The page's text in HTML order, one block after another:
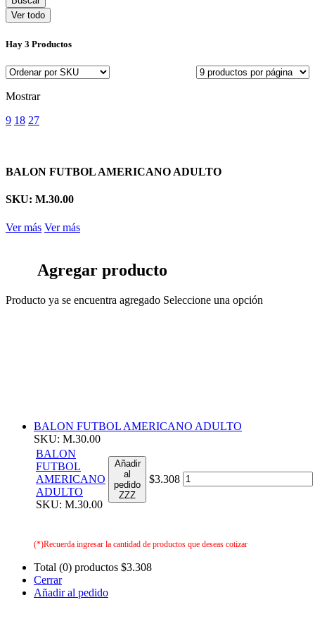
Ver todo
Hay 3 Productos
Mostrar
9 18 27
BALON FUTBOL AMERICANO ADULTO
SKU: M.30.00
Ver más Ver más
Agregar producto
Producto ya se encuentra agregado Seleccione una opción
BALON FUTBOL AMERICANO ADULTO
SKU: M.30.00
BALON
FUTBOL
AMERICANO
ADULTO
SKU: M.30.00
Añadir
al
pedido
ZZZ
$3.308
(*)Recuerda ingresar la cantidad de productos que deseas cotizar
Total (0) productos $3.308
Cerrar
Añadir al pedido